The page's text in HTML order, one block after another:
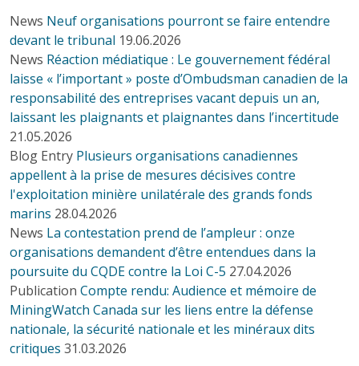
News Neuf organisations pourront se faire entendre
devant le tribunal 19.06.2026
News Réaction médiatique : Le gouvernement fédéral
laisse « l’important » poste d’Ombudsman canadien de la
responsabilité des entreprises vacant depuis un an,
laissant les plaignants et plaignantes dans l’incertitude
21.05.2026
Blog Entry Plusieurs organisations canadiennes
appellent à la prise de mesures décisives contre
l'exploitation minière unilatérale des grands fonds
marins 28.04.2026
News La contestation prend de l’ampleur : onze
organisations demandent d’être entendues dans la
poursuite du CQDE contre la Loi C-5 27.04.2026
Publication Compte rendu: Audience et mémoire de
MiningWatch Canada sur les liens entre la défense
nationale, la sécurité nationale et les minéraux dits
critiques 31.03.2026